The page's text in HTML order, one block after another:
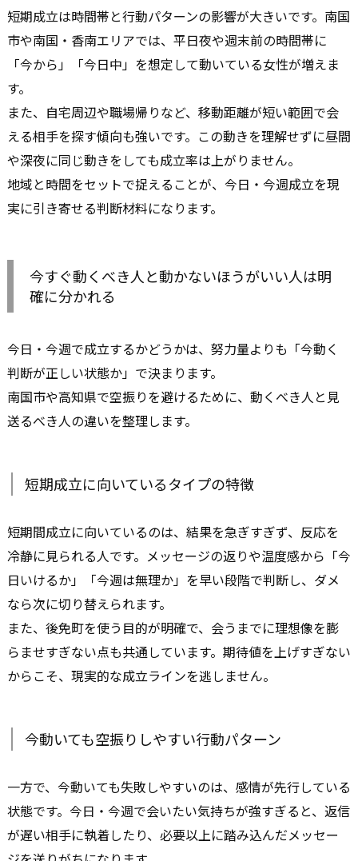
短期成立は時間帯と行動パターンの影響が大きいです。南国
市や南国・香南エリアでは、平日夜や週末前の時間帯に
「今から」「今日中」を想定して動いている女性が増えま
す。
また、自宅周辺や職場帰りなど、移動距離が短い範囲で会
える相手を探す傾向も強いです。この動きを理解せずに昼間
や深夜に同じ動きをしても成立率は上がりません。
地域と時間をセットで捉えることが、今日・今週成立を現
実に引き寄せる判断材料になります。
今すぐ動くべき人と動かないほうがいい人は明
確に分かれる
今日・今週で成立するかどうかは、努力量よりも「今動く
判断が正しい状態か」で決まります。
南国市や高知県で空振りを避けるために、動くべき人と見
送るべき人の違いを整理します。
短期成立に向いているタイプの特徴
短期間成立に向いているのは、結果を急ぎすぎず、反応を
冷静に見られる人です。メッセージの返りや温度感から「今
日いけるか」「今週は無理か」を早い段階で判断し、ダメ
なら次に切り替えられます。
また、後免町を使う目的が明確で、会うまでに理想像を膨
らませすぎない点も共通しています。期待値を上げすぎない
からこそ、現実的な成立ラインを逃しません。
今動いても空振りしやすい行動パターン
一方で、今動いても失敗しやすいのは、感情が先行している
状態です。今日・今週で会いたい気持ちが強すぎると、返信
が遅い相手に執着したり、必要以上に踏み込んだメッセー